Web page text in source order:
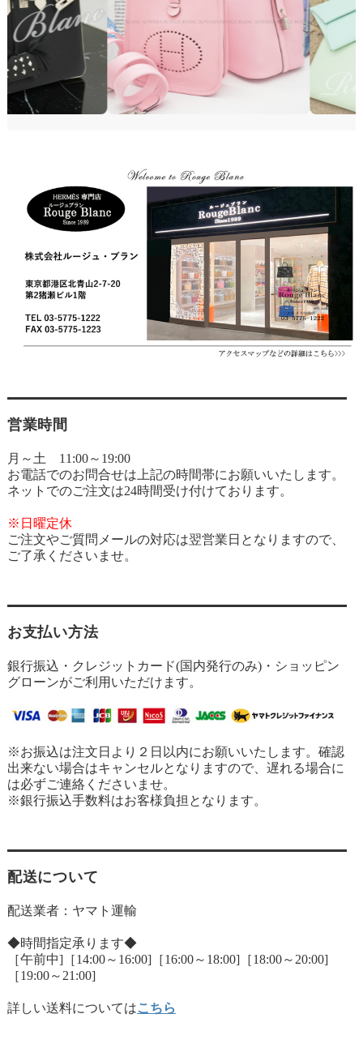
営業時間
月～土 11:00～19:00
お電話でのお問合せは上記の時間帯にお願いいたします。
ネットでのご注文は24時間受け付けております。
※日曜定休
ご注文やご質問メールの対応は翌営業日となりますので、
ご了承くださいませ。
お支払い方法
銀行振込・クレジットカード(国内発行のみ)・ショッピン
グローンがご利用いただけます。
※お振込は注文日より２日以内にお願いいたします。確認
出来ない場合はキャンセルとなりますので、遅れる場合に
は必ずご連絡くださいませ。
※銀行振込手数料はお客様負担となります。
配送について
配送業者：ヤマト運輸
◆時間指定承ります◆
［午前中]［14:00～16:00]［16:00～18:00]［18:00～20:00]
［19:00～21:00]
詳しい送料についてはこちら